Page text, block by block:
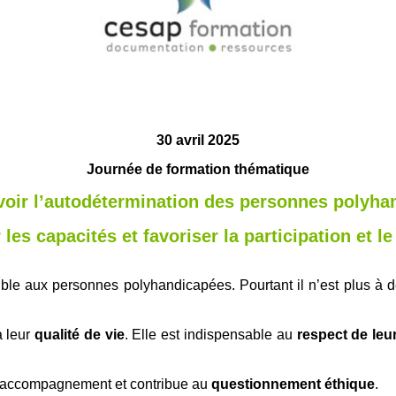
30 avril 2025
Journée de formation thématique
l’autodétermination des personnes
les capacités et favoriser la participation et
aux personnes polyhandicapées. Pourtant il n’est plus à
leurqualité de vie. Elle est indispensable au respect de
et contribue au questionnement éthique.